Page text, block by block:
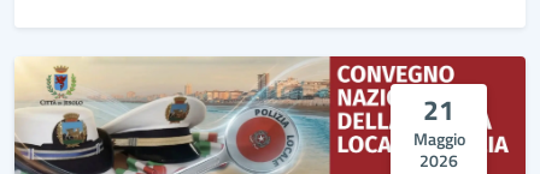
21
Maggio
2026